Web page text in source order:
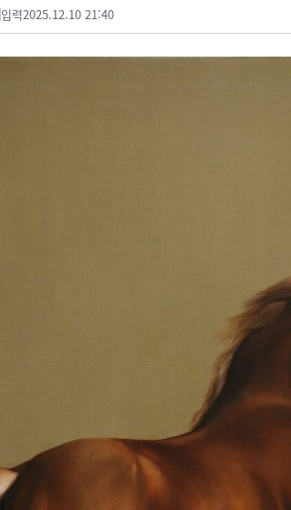
입력2025.12.10 21:40